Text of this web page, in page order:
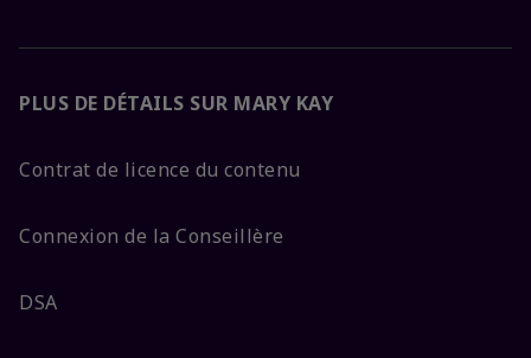
PLUS DE DÉTAILS SUR MARY KAY
Contrat de licence du contenu
Connexion de la Conseillère
DSA